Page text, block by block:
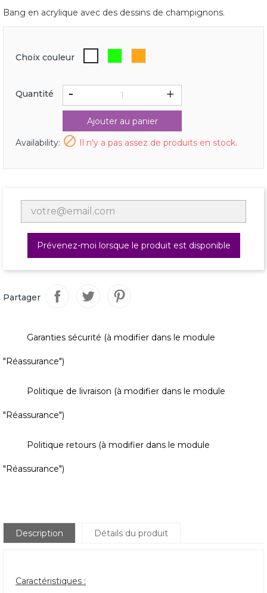
Bang en acrylique avec des dessins de champignons.
Choix couleur
fluo
fluo
Quantité
Ajouter au panier
Availability:  Il n'y a pas assez de produits en stock.
Prévenez-moi lorsque le produit est disponible
Partager
Garanties sécurité (à modifier dans le module
"Réassurance")
Politique de livraison (à modifier dans le module
"Réassurance")
Politique retours (à modifier dans le module
"Réassurance")
Description Détails du produit
Caractéristiques :